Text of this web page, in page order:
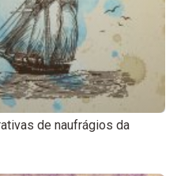
de naufrágios da